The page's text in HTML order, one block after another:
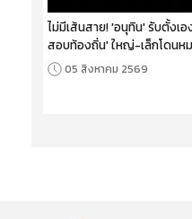
ไม่มีเส้นสาย! 'อนุทิน' รับตั้งเ
สอบท้องถิ่น' ใหญ่-เล็กโดนห
05 สิงหาคม 2569